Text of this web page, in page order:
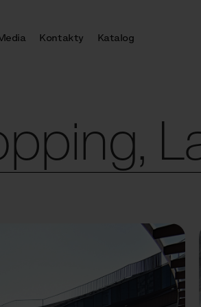
Kontakty Katalog